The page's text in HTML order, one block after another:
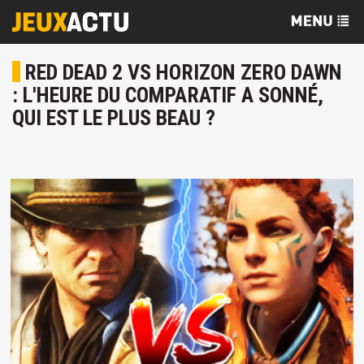
RED DEAD 2 VS HORIZON ZERO DAWN
: L'HEURE DU COMPARATIF A SONNÉ,
QUI EST LE PLUS BEAU ?